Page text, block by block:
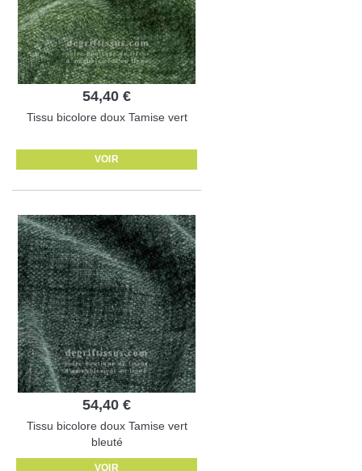
54,40 €
Tissu bicolore doux Tamise vert
VOIR
54,40 €
Tissu bicolore doux Tamise vert
bleuté
VOIR